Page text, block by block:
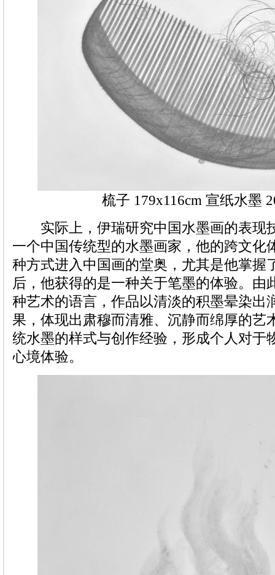
梳子 179x116cm 宣纸水墨
实际上，伊瑞研究中国水墨画的表现
一个中国传统型的水墨画家，他的跨文化
种方式进入中国画的堂奥，尤其是他掌握
后，他获得的是一种关于笔墨的体验。由
种艺术的语言，作品以清淡的积墨晕染出
果，体现出肃穆而清雅、沉静而绵厚的艺
统水墨的样式与创作经验，形成个人对于
心境体验。